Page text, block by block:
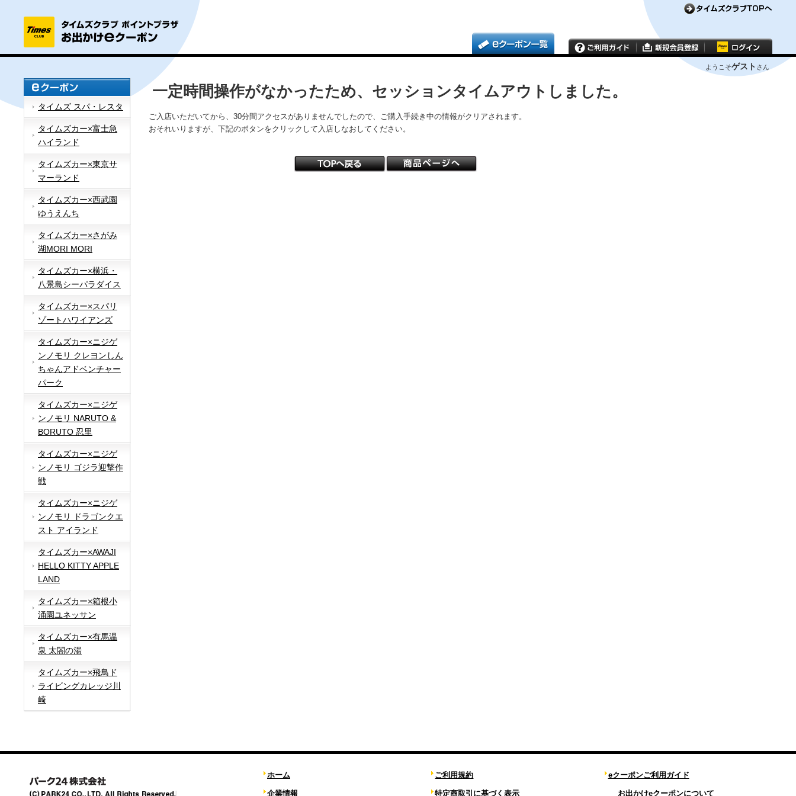
ようこそゲスト さん
タイムズ スパ・レスタ
タイムズカー×富士急
ハイランド
タイムズカー×東京サ
マーランド
タイムズカー×西武園
ゆうえんち
タイムズカー×さがみ
湖MORI MORI
タイムズカー×横浜・
八景島シーパラダイス
タイムズカー×スパリ
ゾートハワイアンズ
タイムズカー×ニジゲ
ンノモリ クレヨンしん
ちゃんアドベンチャー
パーク
タイムズカー×ニジゲ
ンノモリ NARUTO &
BORUTO 忍里
タイムズカー×ニジゲ
ンノモリ ゴジラ迎撃作
戦
タイムズカー×ニジゲ
ンノモリ ドラゴンクエ
スト アイランド
タイムズカー×AWAJI
HELLO KITTY APPLE
LAND
タイムズカー×箱根小
涌園ユネッサン
タイムズカー×有馬温
泉 太閤の湯
タイムズカー×飛鳥ド
ライビングカレッジ川
崎
一定時間操作がなかったため、セッションタイムアウトしました。
ご入店いただいてから、30分間アクセスがありませんでしたので、ご購入手続き中の情報がクリアされます。
おそれいりますが、下記のボタンをクリックして入店しなおしてください。
ホーム
企業情報
ご利用規約
特定商取引に基づく表示
eクーポンご利用ガイド
お出かけeクーポンについて